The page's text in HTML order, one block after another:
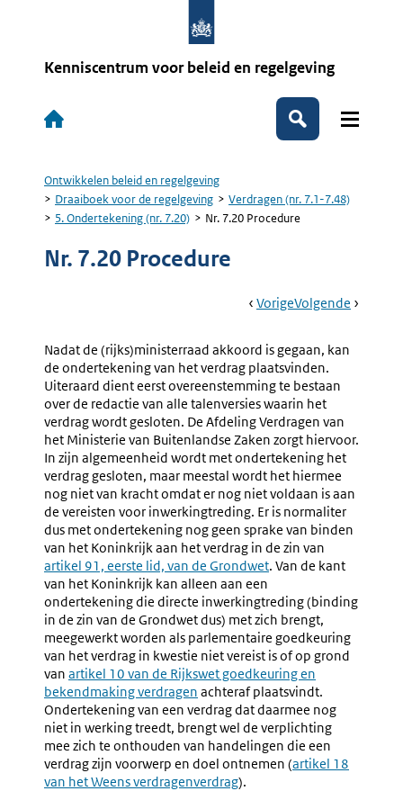
Kenniscentrum voor beleid en regelgeving
Hoofdnavigatie
Zoeken
Kruimelpad
Ontwikkelen beleid en regelgeving
Draaiboek voor de regelgeving
Verdragen (nr. 7.1-7.48)
5. Ondertekening (nr. 7.20)
Nr. 7.20 Procedure
Nr. 7.20 Procedure
Book
Ga
VorigePagina:
(nr.
7.20)
Ga
Volgende Pagina:
Nadat de (rijks)ministerraad akkoord is gegaan, kan
de ondertekening van het verdrag plaatsvinden.
Uiteraard dient eerst overeenstemming te bestaan
over de redactie van alle talenversies waarin het
verdrag wordt gesloten. De Afdeling Verdragen van
het Ministerie van Buitenlandse Zaken zorgt hiervoor.
In zijn algemeenheid wordt met ondertekening het
verdrag gesloten, maar meestal wordt het hiermee
nog niet van kracht omdat er nog niet voldaan is aan
de vereisten voor inwerkingtreding. Er is normaliter
dus met ondertekening nog geen sprake van binden
van het Koninkrijk aan het verdrag in de zin van
link:
artikel 91, eerste lid, van de Grondwet. Van de kant
van het Koninkrijk kan alleen aan een
ondertekening die directe inwerkingtreding (binding
in de zin van de Grondwet dus) met zich brengt,
meegewerkt worden als parlementaire goedkeuring
van het verdrag in kwestie niet vereist is of op grond
van Externe
link:
artikel 10 van de Rijkswet goedkeuring en
bekendmaking verdragen achteraf plaatsvindt.
Ondertekening van een verdrag dat daarmee nog
niet in werking treedt, brengt wel de verplichting
mee zich te onthouden van handelingen die een
verdrag zijn voorwerp en doel ontnemen (Externe
artikel 18
van het Weens verdragenverdrag).